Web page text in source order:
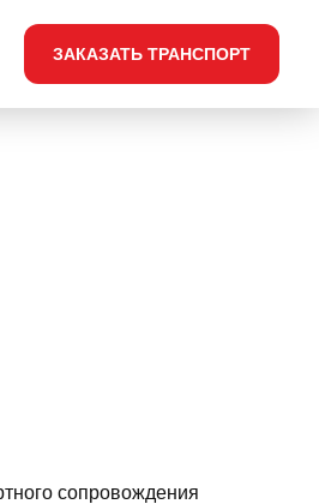
ЗАКАЗАТЬ ТРАНСПОРТ
сопровождения